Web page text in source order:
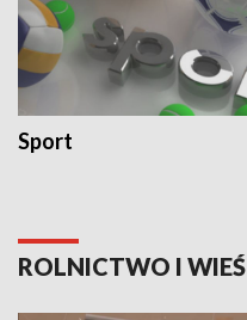
Sport
ROLNICTWO I WIEŚ